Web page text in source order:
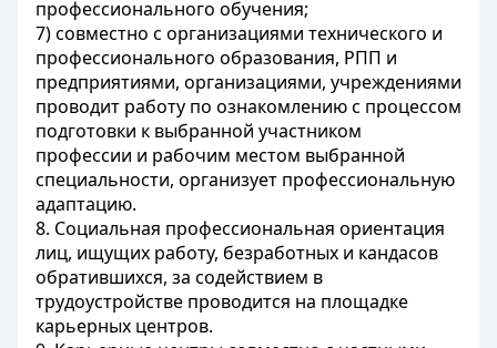
профессионального обучения;
7) совместно с организациями технического и
профессионального образования, РПП и
предприятиями, организациями, учреждениями
проводит работу по ознакомлению с процессом
подготовки к выбранной участником
профессии и рабочим местом выбранной
специальности, организует профессиональную
адаптацию.
8. Социальная профессиональная ориентация
лиц, ищущих работу, безработных и кандасов
обратившихся, за содействием в
трудоустройстве проводится на площадке
карьерных центров.